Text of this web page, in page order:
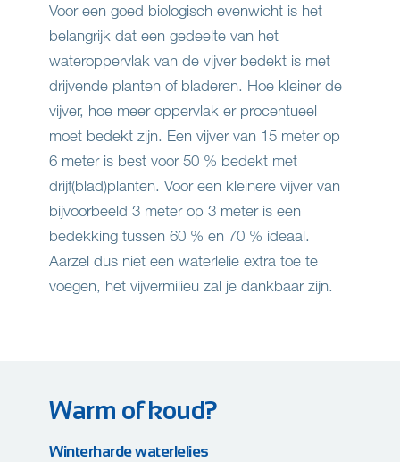
Voor een goed biologisch evenwicht is het
belangrijk dat een gedeelte van het
wateroppervlak van de vijver bedekt is met
drijvende planten of bladeren. Hoe kleiner de
vijver, hoe meer oppervlak er procentueel
moet bedekt zijn. Een vijver van 15 meter op
6 meter is best voor 50 % bedekt met
drijf(blad)planten. Voor een kleinere vijver van
bijvoorbeeld 3 meter op 3 meter is een
bedekking tussen 60 % en 70 % ideaal.
Aarzel dus niet een waterlelie extra toe te
voegen, het vijvermilieu zal je dankbaar zijn.
Warm of koud?
Winterharde waterlelies